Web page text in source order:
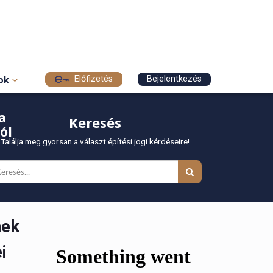
Előfizetés Bejelentkezés
Keresés
Találja meg gyorsan a választ építési jogi kérdéseire!